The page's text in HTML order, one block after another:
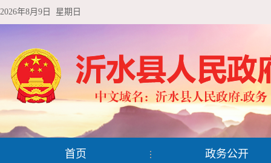
2026年8月9日 星期日
首页 政务公开